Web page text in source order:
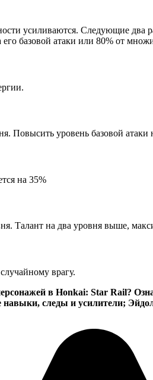
усиливаются. Следующие два
базовой атаки или 80% от
Повысить уровень базовой
на 35%
Талант на два уровня выше,
врагу.
в Honkai: Star Rail?
следы и усилители;